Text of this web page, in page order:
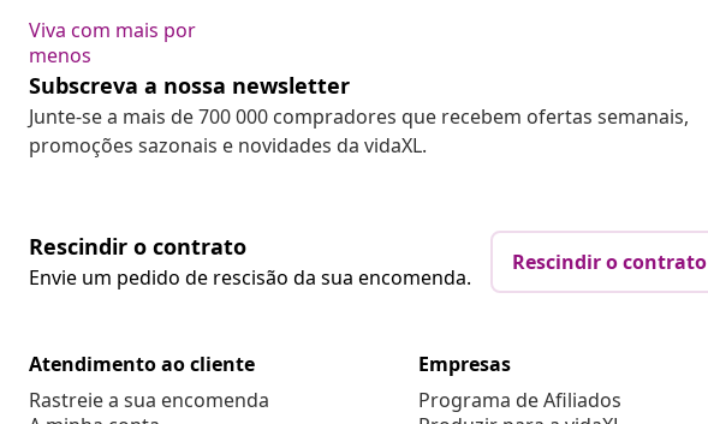
Viva com mais por
menos
Subscreva a nossa newsletter
Junte-se a mais de 700 000 compradores que recebem ofertas semanais,
promoções sazonais e novidades da vidaXL.
Rescindir o contrato
Envie um pedido de rescisão da sua encomenda.
Rescindir o contrato
Atendimento ao cliente
Rastreie a sua encomenda
Empresas
Programa de Afiliados